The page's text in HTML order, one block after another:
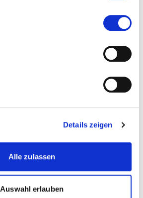
Details zeigen
Alle zulassen
Auswahl erlauben
more...
more...